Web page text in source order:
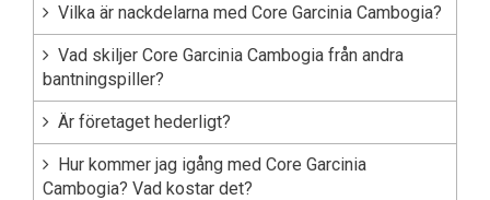
Vilka är nackdelarna med Core Garcinia Cambogia?
Vad skiljer Core Garcinia Cambogia från andra
bantningspiller?
Är företaget hederligt?
Hur kommer jag igång med Core Garcinia
Cambogia? Vad kostar det?